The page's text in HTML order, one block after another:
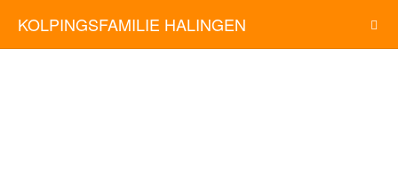
KOLPINGSFAMILIE HALINGEN